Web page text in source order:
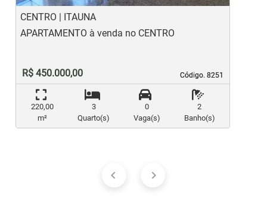
CENTRO | ITAUNA
Código. 8251
Código. 8251
APARTAMENTO à venda no CENTRO
R$ 450.000,00
220,00
m²
3
Quarto(s)
0
Vaga(s)
2
Banho(s)